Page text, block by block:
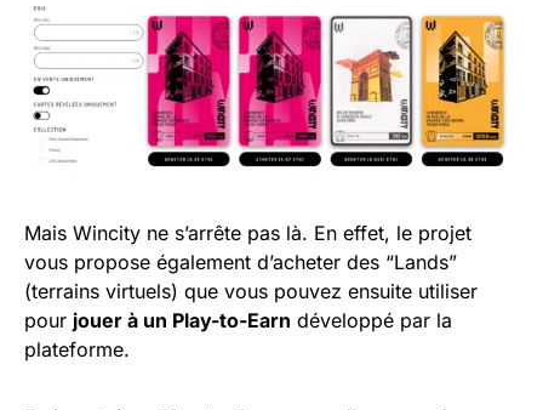
Mais Wincity ne s’arrête pas là. En effet, le projet
vous propose également d’acheter des “Lands”
(terrains virtuels) que vous pouvez ensuite utiliser
pour jouer à un Play-to-Earn développé par la
plateforme.